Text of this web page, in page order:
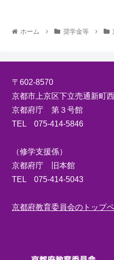
ホーム 奨学金等
〒602-8570
京都市上京区下立売通新町
京都府庁 第３号館
TEL 075-414-5846
（修学支援係）
京都府庁 旧本館
TEL 075-414-5043
京都府教育委員会のトップ